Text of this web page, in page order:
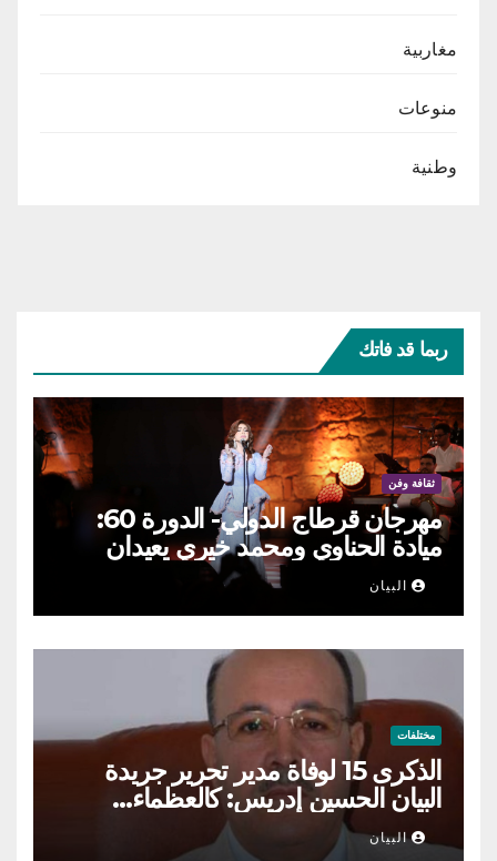
مغاربية
منوعات
وطنية
ربما قد فاتك
ثقافة وفن
مهرجان قرطاج الدولي- الدورة 60:
ميادة الحناوي ومحمد خيري يعيدان
الطرب السوري إلى ركح قرطاج
البيان
مختلفات
الذكرى 15 لوفاة مدير تحرير جريدة
البيان الحسين إدريس: كالعظماء…
عاش شامخا ورحل واقفا
البيان